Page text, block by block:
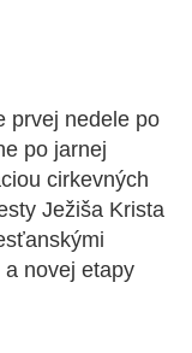
prvej nedele po
po jarnej
cirkevných
Ježiša Krista
novej etapy